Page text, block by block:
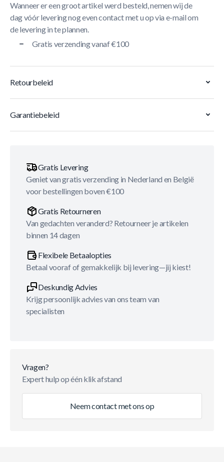
Wanneer er een groot artikel werd besteld, nemen wij de
dag vóór levering nog even contact met u op via e-mail om
de levering in te plannen.
Gratis verzending vanaf €100
Retourbeleid
Garantiebeleid
Gratis Levering
Geniet van gratis verzending in Nederland en België
voor bestellingen boven €100
Gratis Retourneren
Van gedachten veranderd? Retourneer je artikelen
binnen 14 dagen
Flexibele Betaalopties
Betaal vooraf of gemakkelijk bij levering—jij kiest!
Deskundig Advies
Krijg persoonlijk advies van ons team van
specialisten
Vragen?
Expert hulp op één klik afstand
Neem contact met ons op